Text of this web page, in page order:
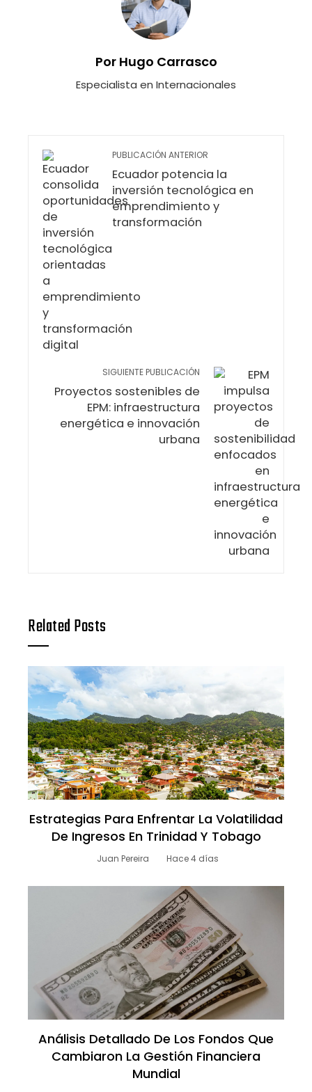
Por Hugo Carrasco
Especialista en Internacionales
PUBLICACIÓN ANTERIOR
Ecuador potencia la
inversión tecnológica en
emprendimiento y
transformación
SIGUIENTE PUBLICACIÓN
Proyectos sostenibles de
EPM: infraestructura
energética e innovación
urbana
Related Posts
Estrategias Para Enfrentar La Volatilidad
De Ingresos En Trinidad Y Tobago
Juan Pereira Hace 4 días
Análisis Detallado De Los Fondos Que
Cambiaron La Gestión Financiera
Mundial